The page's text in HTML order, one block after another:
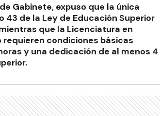
Gabinete, expuso que la única
de la Ley de Educación Superior
que la Licenciatura en
condiciones básicas
y una dedicación de al menos 4